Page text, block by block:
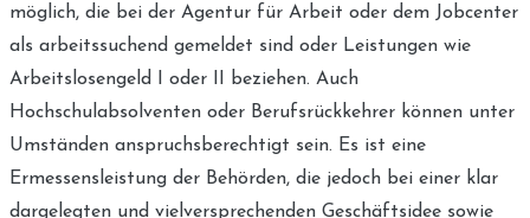
möglich, die bei der Agentur für Arbeit oder dem Jobcenter
als arbeitssuchend gemeldet sind oder Leistungen wie
Arbeitslosengeld I oder II beziehen. Auch
Hochschulabsolventen oder Berufsrückkehrer können unter
Umständen anspruchsberechtigt sein. Es ist eine
Ermessensleistung der Behörden, die jedoch bei einer klar
dargelegten und vielversprechenden Geschäftsidee sowie